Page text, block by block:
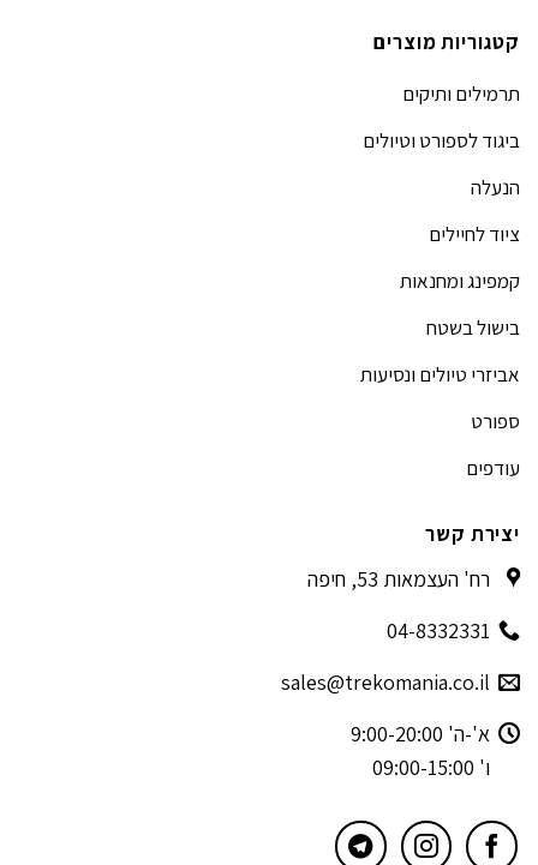
קטגוריות מוצרים
תרמילים ותיקים
ביגוד לספורט וטיולים
הנעלה
ציוד לחיילים
קמפינג ומחנאות
בישול בשטח
אביזרי טיולים ונסיעות
ספורט
עודפים
יצירת קשר
רח' העצמאות 53, חיפה
04-8332331
sales@trekomania.co.il
א'-ה' 9:00-20:00
ו' 09:00-15:00